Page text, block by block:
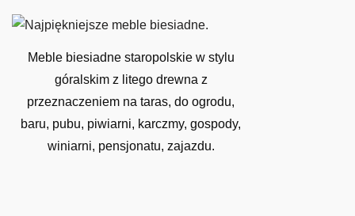
Meble biesiadne staropolskie w stylu
góralskim z litego drewna z
przeznaczeniem na taras, do ogrodu,
baru, pubu, piwiarni, karczmy, gospody,
winiarni, pensjonatu, zajazdu.